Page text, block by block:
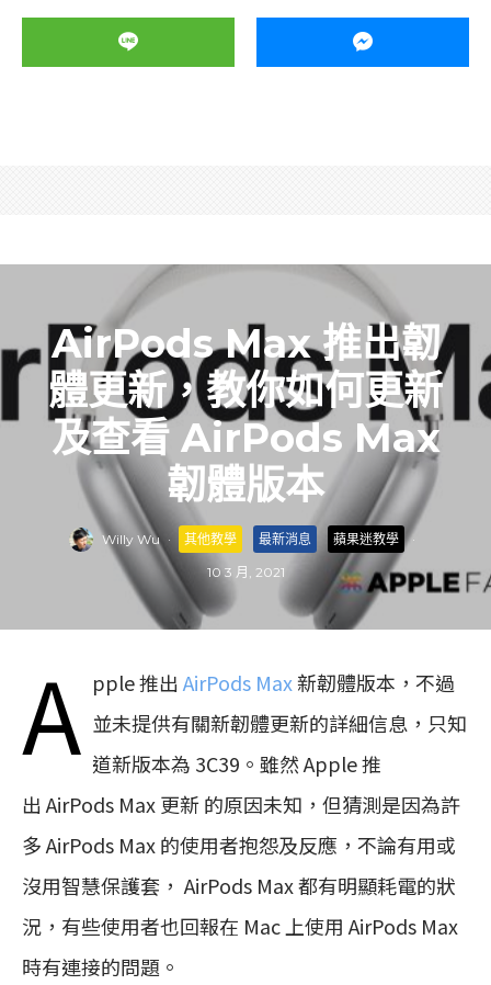
AirPods Max 推出韌
體更新，教你如何更新
及查看 AirPods Max
韌體版本
Willy Wu · 其他教學 最新消息 蘋果迷教學
·
10 3 月, 2021
A pple 推出AirPods Max新韌體版本，不過
並未提供有關新韌體更新的詳細信息，只知
道新版本為 3C39。雖然 Apple 推
出 AirPods Max 更新 的原因未知，但猜測是因為許
多 AirPods Max 的使用者抱怨及反應，不論有用或
沒用智慧保護套， AirPods Max 都有明顯耗電的狀
況，有些使用者也回報在 Mac 上使用 AirPods Max
時有連接的問題。